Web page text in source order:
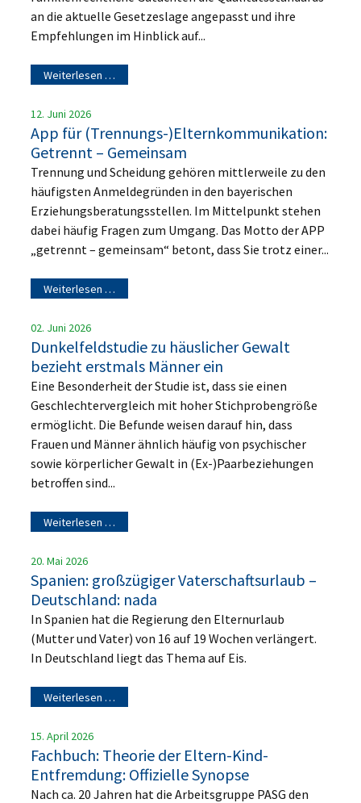
an die aktuelle Gesetzeslage angepasst und ihre
Empfehlungen im Hinblick auf...
Weiterlesen …
12. Juni 2026
App für (Trennungs-)Elternkommunikation:
Getrennt – Gemeinsam
Trennung und Scheidung gehören mittlerweile zu den
häufigsten Anmeldegründen in den bayerischen
Erziehungsberatungsstellen. Im Mittelpunkt stehen
dabei häufig Fragen zum Umgang. Das Motto der APP
„getrennt – gemeinsam“ betont, dass Sie trotz einer...
Weiterlesen …
02. Juni 2026
Dunkelfeldstudie zu häuslicher Gewalt
bezieht erstmals Männer ein
Eine Besonderheit der Studie ist, dass sie einen
Geschlechtervergleich mit hoher Stichprobengröße
ermöglicht. Die Befunde weisen darauf hin, dass
Frauen und Männer ähnlich häufig von psychischer
sowie körperlicher Gewalt in (Ex-)Paarbeziehungen
betroffen sind...
Weiterlesen …
20. Mai 2026
Spanien: großzügiger Vaterschaftsurlaub –
Deutschland: nada
In Spanien hat die Regierung den Elternurlaub
(Mutter und Vater) von 16 auf 19 Wochen verlängert.
In Deutschland liegt das Thema auf Eis.
Weiterlesen …
15. April 2026
Fachbuch: Theorie der Eltern-Kind-
Entfremdung: Offizielle Synopse
Nach ca. 20 Jahren hat die Arbeitsgruppe PASG den